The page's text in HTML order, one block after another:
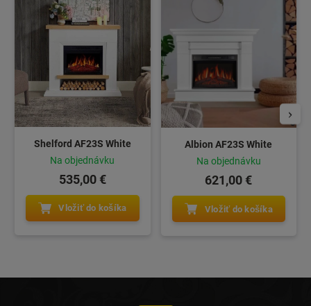
Shelford AF23S White
Na objednávku
535,00 €
Vložiť do košíka
Albion AF23S White
Na objednávku
621,00 €
Vložiť do košíka